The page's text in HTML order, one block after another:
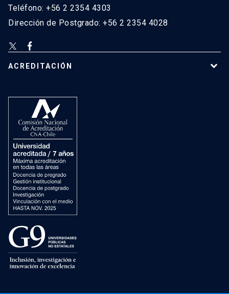
Teléfono: +56 2 2354 4303
Dirección de Postgrado: +56 2 2354 4028
ACREDITACIÓN